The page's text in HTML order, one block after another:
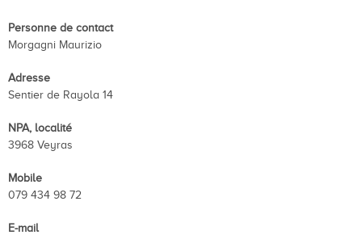
Personne de contact
Morgagni Maurizio
Adresse
Sentier de Rayola 14
NPA, localité
3968 Veyras
Mobile
079 434 98 72
E-mail